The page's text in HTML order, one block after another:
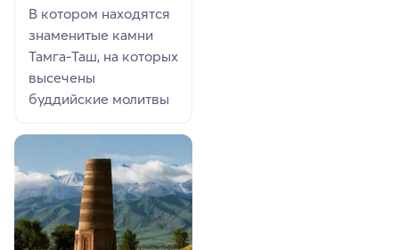
В котором находятся
знаменитые камни
Тамга-Таш, на которых
высечены
буддийские молитвы